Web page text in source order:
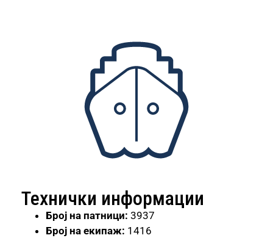
Технички информации
Број на патници: 3937
Број на екипаж: 1416